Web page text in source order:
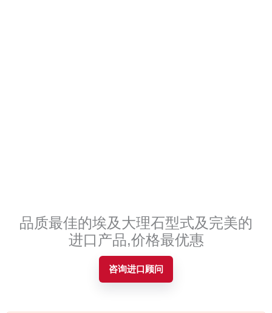
品质最佳的埃及大理石型式及完美的
进口产品,价格最优惠
咨询进口顾问
Contact